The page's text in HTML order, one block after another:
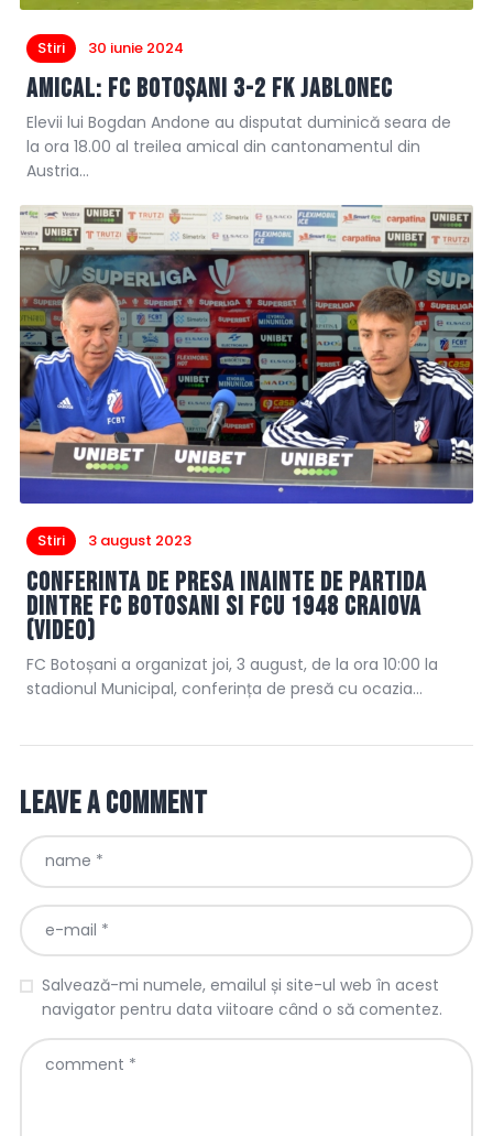
Stiri 30 iunie 2024
Amical: FC Botoșani 3-2 FK Jablonec
Elevii lui Bogdan Andone au disputat duminică seara de
la ora 18.00 al treilea amical din cantonamentul din
Austria…
Stiri 3 august 2023
Conferinta de presa inainte de partida
dintre FC Botosani si FCU 1948 Craiova
(video)
FC Botoșani a organizat joi, 3 august, de la ora 10:00 la
stadionul Municipal, conferința de presă cu ocazia…
Leave a comment
Salvează-mi numele, emailul și site-ul web în acest
navigator pentru data viitoare când o să comentez.